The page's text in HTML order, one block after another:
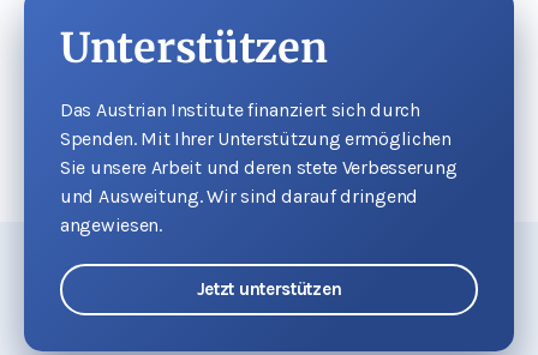
Unterstützen
Das Austrian Institute finanziert sich durch
Spenden. Mit Ihrer Unterstützung ermöglichen
Sie unsere Arbeit und deren stete Verbesserung
und Ausweitung. Wir sind darauf dringend
angewiesen.
Jetzt unterstützen